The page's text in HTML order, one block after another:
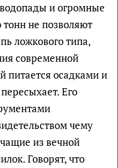
и огромные
не позволяют
ложкового типа,
современной
осадками и
Его
чему
из вечной
Говорят, что